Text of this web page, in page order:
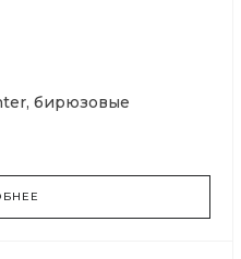
бирюзовые